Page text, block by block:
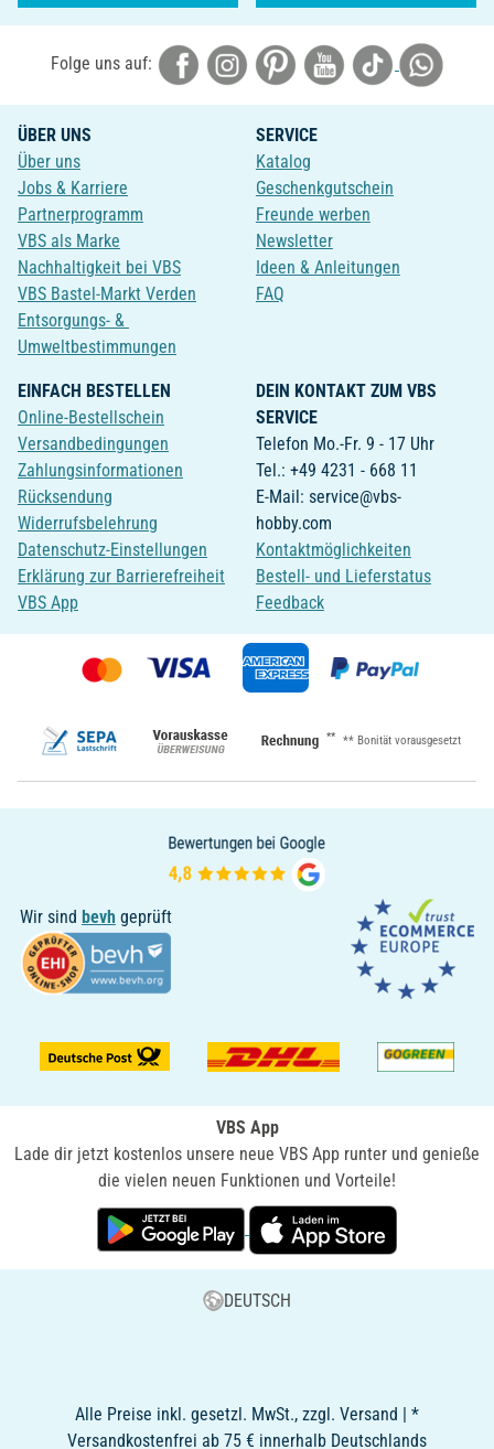
Folge uns auf:
ÜBER UNS
Über uns
Jobs & Karriere
Partnerprogramm
VBS als Marke
Nachhaltigkeit bei VBS
VBS Bastel-Markt Verden
Entsorgungs- &
Umweltbestimmungen
SERVICE
Katalog
Geschenkgutschein
Freunde werben
Newsletter
Ideen & Anleitungen
FAQ
EINFACH BESTELLEN
Online-Bestellschein
Versandbedingungen
Zahlungsinformationen
Rücksendung
Widerrufsbelehrung
Datenschutz-Einstellungen
Erklärung zur Barrierefreiheit
VBS App
DEIN KONTAKT ZUM VBS
SERVICE
Telefon Mo.-Fr. 9 - 17 Uhr
Tel.: +49 4231 - 668 11
E-Mail: service@vbs-
hobby.com
Kontaktmöglichkeiten
Bestell- und Lieferstatus
Feedback
** ** Bonität vorausgesetzt
Wir sind bevh geprüft
VBS App
Lade dir jetzt kostenlos unsere neue VBS App runter und genieße
die vielen neuen Funktionen und Vorteile!
DEUTSCH
Alle Preise inkl. gesetzl. MwSt., zzgl. Versand | *
Versandkostenfrei ab 75 € innerhalb Deutschlands